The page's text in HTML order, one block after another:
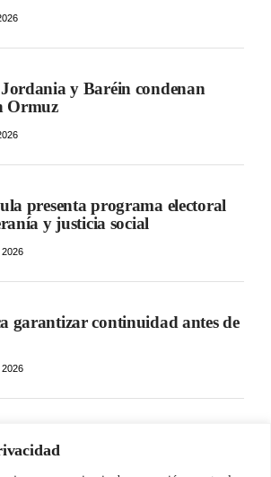
y Baréin condenan
Ormuz
presenta programa electoral
y justicia social
garantizar continuidad antes de